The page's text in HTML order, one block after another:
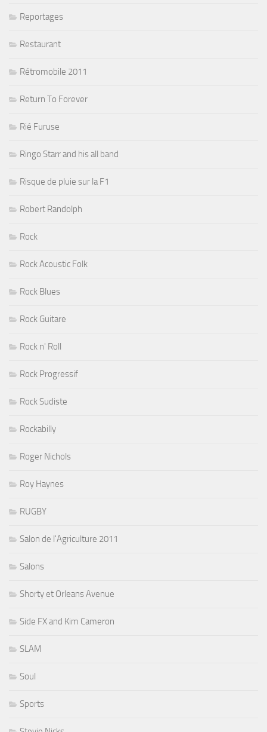
Reportages
Restaurant
Rétromobile 2011
Return To Forever
Rié Furuse
Ringo Starr and his all band
Risque de pluie sur la F1
Robert Randolph
Rock
Rock Acoustic Folk
Rock Blues
Rock Guitare
Rock n' Roll
Rock Progressif
Rock Sudiste
Rockabilly
Roger Nichols
Roy Haynes
RUGBY
Salon de l'Agriculture 2011
Salons
Shorty et Orleans Avenue
Side FX and Kim Cameron
SLAM
Soul
Sports